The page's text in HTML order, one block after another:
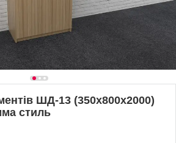
ШД-13 (350x800x2000)
стиль